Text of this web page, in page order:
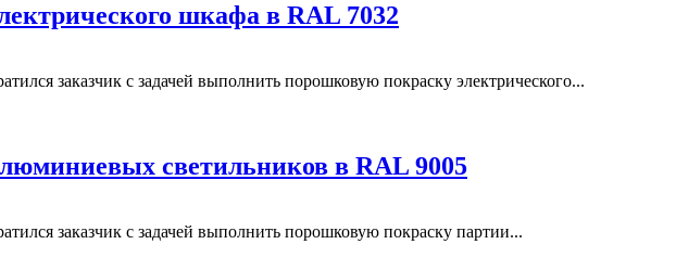
шкафа в RAL 7032
заказчик с задачей выполнить порошковую покраску электрического...
светильников в RAL 9005
заказчик с задачей выполнить порошковую покраску партии...